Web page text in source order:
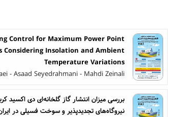
Control for Maximum Power Point
Considering Insolation and Ambient
Temperature Variations
- Asaad Seyedrahmani - Mahdi Zeinali
بررسی میزان انتشار گاز گلخانه‌ای دی
نیروگاه‌های تجدیدپذیر و سوخت فسیلی در